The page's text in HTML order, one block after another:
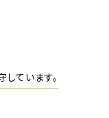
ています。